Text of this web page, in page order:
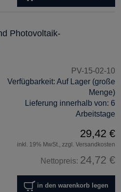
Photovoltaik-
PV-15-02-10
Verfügbarkeit: Auf Lager (große
Menge)
Lieferung innerhalb von: 6
Arbeitstage
29,42 €
inkl. 19% MwSt., zzgl. Versandkosten
Nettopreis: 24,72 €
in den warenkorb legen